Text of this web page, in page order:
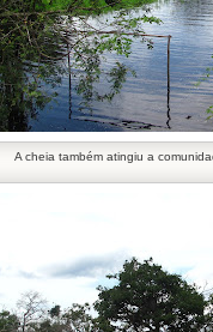
A cheia também atingiu a